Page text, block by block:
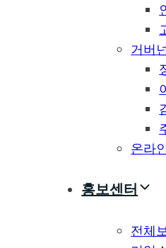
거버
온라
홍보센터
전체